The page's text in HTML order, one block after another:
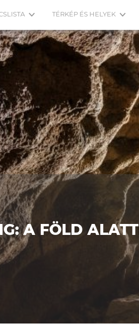
TÉRKÉP ÉS HELYEK
A FÖLD